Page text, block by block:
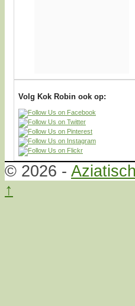
Volg Kok Robin ook op:
© 2026 -
↑